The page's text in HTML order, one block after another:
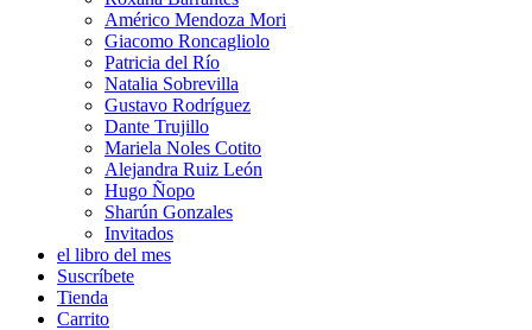
Américo Mendoza Mori
Giacomo Roncagliolo
Patricia del Río
Natalia Sobrevilla
Gustavo Rodríguez
Dante Trujillo
Mariela Noles Cotito
Alejandra Ruiz León
Hugo Ñopo
Sharún Gonzales
Invitados
el libro del mes
Suscríbete
Tienda
Carrito